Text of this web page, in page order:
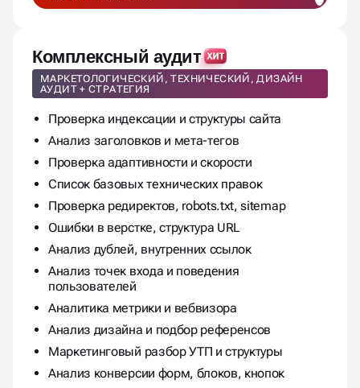
Комплексный аудит
МАРКЕТОЛОГИЧЕСКИЙ, ТЕХНИЧЕСКИЙ, ДИЗАЙН
АУДИТ + СТРАТЕГИЯ
Проверка индексации и структуры сайта
Анализ заголовков и мета-тегов
Проверка адаптивности и скорости
Список базовых технических правок
Проверка редиректов, robots.txt, sitemap
Ошибки в верстке, структура URL
Анализ дублей, внутренних ссылок
Анализ точек входа и поведения
пользователей
Аналитика метрики и вебвизора
Анализ дизайна и подбор референсов
Маркетинговый разбор УТП и структуры